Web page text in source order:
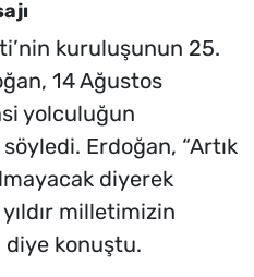
kuruluşunun 25.
14 Ağustos
yolculuğun
Erdoğan, “Artık
diyerek
yıldır milletimizin
konuştu.